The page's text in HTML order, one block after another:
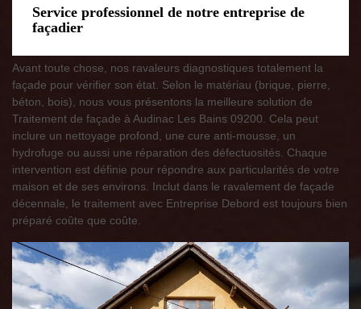
Service professionnel de notre entreprise de
façadier
Avant toute chose, nos ravaleurs diagnostiques totalement la
façade pour vérifier son état. Selon le matériau (brique, pierre,
béton, bois), nous vous présentons la meilleure solution de
Traitement de façade à Audinac Les Bains 09200. Cela peut
inclure un nettoyage profond, une cure anti-mousse, un
hydrofuge ou aussi une réparation des défectuosités. Chaque
intervention est définie pour répondre aux particularités de votre
maison et de ses environs. Inclut dans le ravalement de façade
décennale, le traitement avec Entreprise Debord est toujours bien
préparé coûte que coûte.